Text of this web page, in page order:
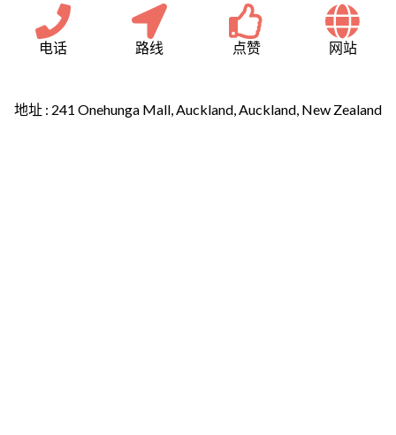
电话 路线 点赞 网站
地址 : 241 Onehunga Mall, Auckland, Auckland, New Zealand